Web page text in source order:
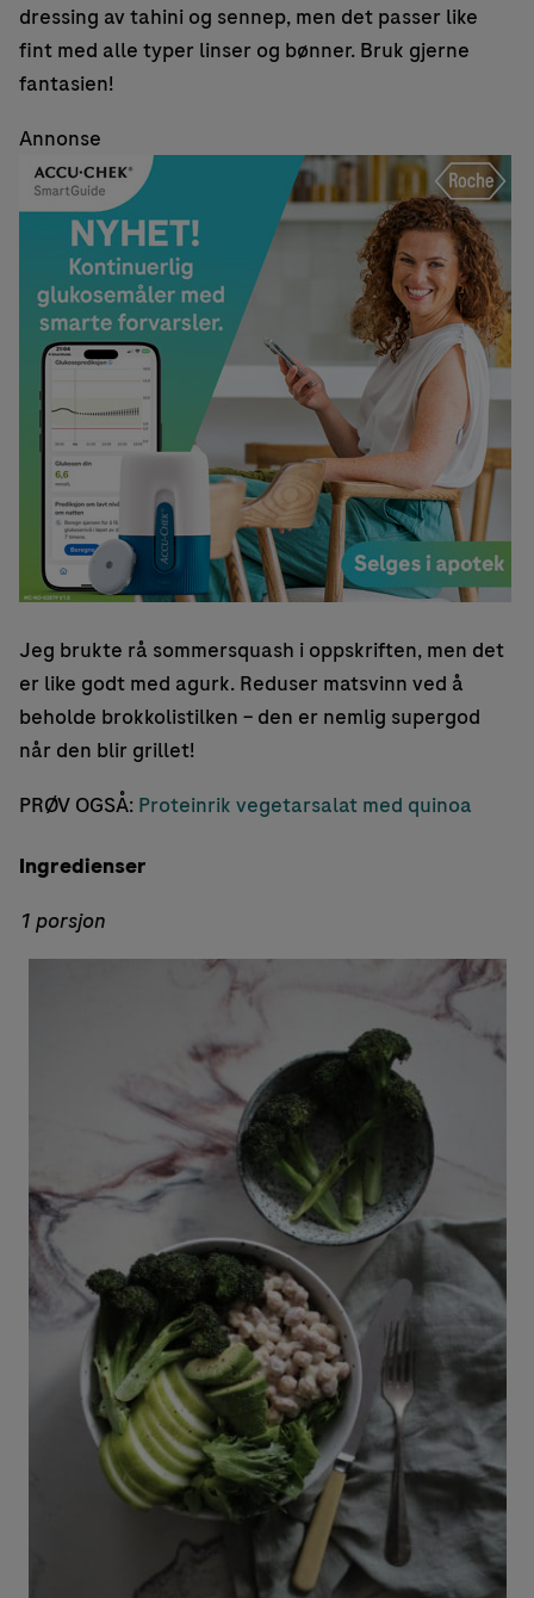
dressing av tahini og sennep, men det passer like
fint med alle typer linser og bønner. Bruk gjerne
fantasien!
Annonse
Jeg brukte rå sommersquash i oppskriften, men det
er like godt med agurk. Reduser matsvinn ved å
beholde brokkolistilken – den er nemlig supergod
når den blir grillet!
PRØV OGSÅ: Proteinrik vegetarsalat med quinoa
Ingredienser
1 porsjon